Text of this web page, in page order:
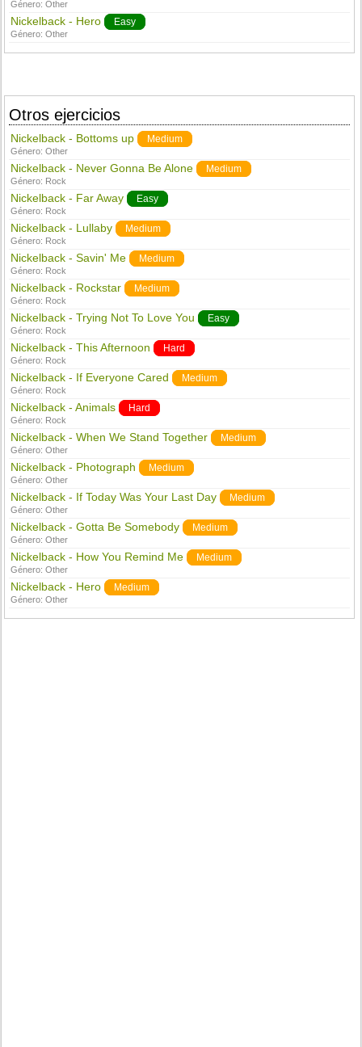
Género:Other
Nickelback - Hero Easy
Género:Other
Otros ejercicios
Nickelback - Bottoms up Medium
Género:Other
Nickelback - Never Gonna Be Alone Medium
Género: Rock
Nickelback - Far Away Easy
Género: Rock
Nickelback - Lullaby Medium
Género: Rock
Nickelback - Savin' Me Medium
Género: Rock
Nickelback - Rockstar Medium
Género: Rock
Nickelback - Trying Not To Love You Easy
Género: Rock
Nickelback - This Afternoon Hard
Género: Rock
Nickelback - If Everyone Cared Medium
Género: Rock
Nickelback - Animals Hard
Género: Rock
Nickelback - When We Stand Together Medium
Género:Other
Nickelback - Photograph Medium
Género:Other
Nickelback - If Today Was Your Last Day Medium
Género:Other
Nickelback - Gotta Be Somebody Medium
Género:Other
Nickelback - How You Remind Me Medium
Género:Other
Nickelback - Hero Medium
Género:Other